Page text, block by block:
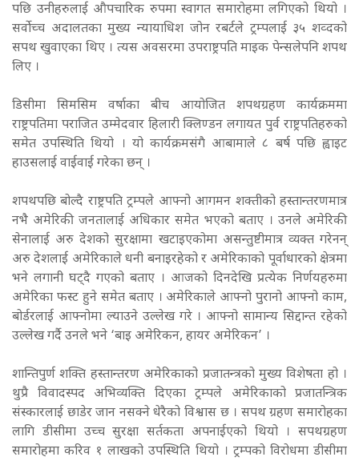
पछि उनीहरुलाई औपचारिक रुपमा स्वागत समारोहमा लगिएको थियो ।
सर्वोच्च अदालतका मुख्य न्यायाधिश जोन रबर्टले ट्रम्पलाई ३५ शव्दको
सपथ खुवाएका थिए । त्यस अवसरमा उपराष्ट्रपति माइक पेन्सलेपनि शपथ
लिए ।
डिसीमा सिमसिम वर्षाका बीच आयोजित शपथग्रहण कार्यक्रममा
राष्ट्रपतिमा पराजित उम्मेदवार हिलारी क्लिण्डन लगायत पुर्व राष्ट्रपतिहरुको
समेत उपस्थिति थियो । यो कार्यक्रमसंगै आबामाले ८ बर्ष पछि ह्वाइट
हाउसलाई वाईवाई गरेका छन् ।
शपथपछि बोल्दै राष्ट्रपति ट्रम्पले आफ्नो आगमन शक्तीको हस्तान्तरणमात्र
नभै अमेरिकी जनतालाई अधिकार समेत भएको बताए । उनले अमेरिकी
सेनालाई अरु देशको सुरक्षामा खटाइएकोमा असन्तुष्टीमात्र व्यक्त गरेनन्
अरु देशलाई अमेरिकाले धनी बनाइरहेको र अमेरिकाको पूर्वाधारको क्षेत्रमा
भने लगानी घट्दै गएको बताए । आजको दिनदेखि प्रत्येक निर्णयहरुमा
अमेरिका फस्ट हुने समेत बताए । अमेरिकाले आफ्नो पुरानो आफ्नो काम,
बोर्डरलाई आफ्नोमा ल्याउने उल्लेख गरे । आफ्नो सामान्य सिद्दान्त रहेको
उल्लेख गर्दै उनले भने ‘बाइ अमेरिकन, हायर अमेरिकन’ ।
शान्तिपुर्ण शक्ति हस्तान्तरण अमेरिकाको प्रजातन्त्रको मुख्य विशेषता हो ।
थुप्रै विवादस्पद अभिव्यक्ति दिएका ट्रम्पले अमेरिकाको प्रजातन्त्रिक
संस्कारलाई छाडेर जान नसक्ने धेरैको विश्वास छ । सपथ ग्रहण समारोहका
लागि डीसीमा उच्च सुरक्षा सर्तकता अपनाईएको थियो । सपथग्रहण
समारोहमा करिव १ लाखको उपस्थिति थियो । ट्रम्पको विरोधमा डीसीमा